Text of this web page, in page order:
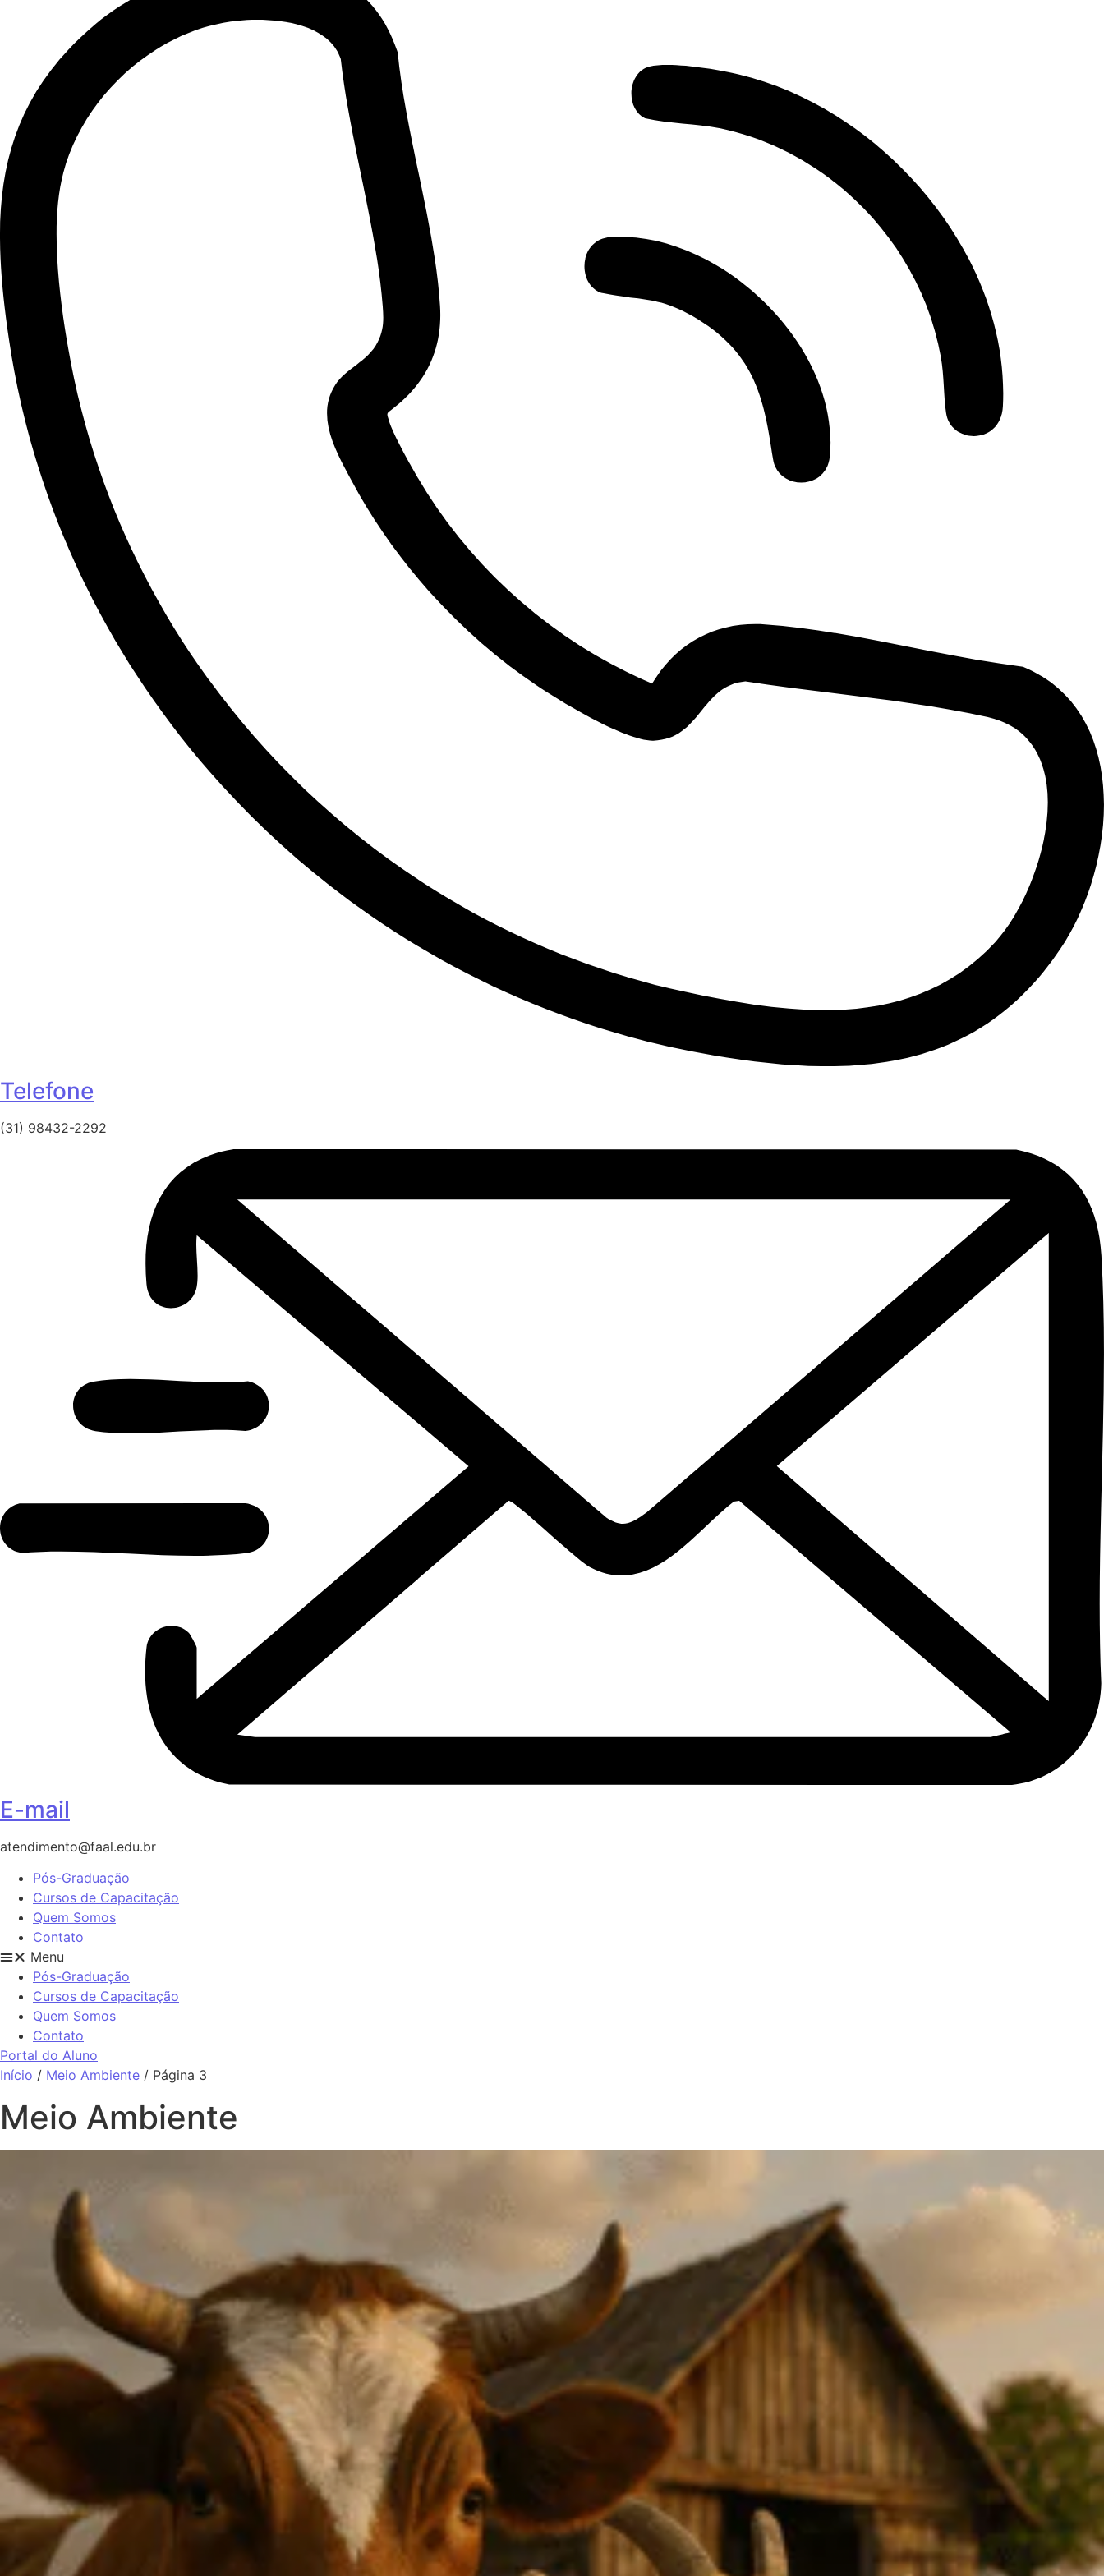
Telefone
(31) 98432-2292
E-mail
atendimento@faal.edu.br
Pós-Graduação
Cursos de Capacitação
Quem Somos
Contato
Menu
Pós-Graduação
Cursos de Capacitação
Quem Somos
Contato
Portal do Aluno
Início / Meio Ambiente / Página 3
Meio Ambiente